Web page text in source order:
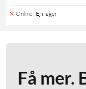
Online: Ej i lager
Få mer.